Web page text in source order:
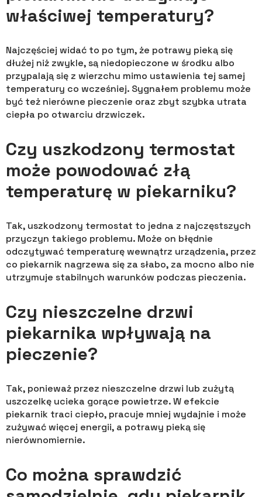
właściwej temperatury?
Najczęściej widać to po tym, że potrawy pieką się
dłużej niż zwykle, są niedopieczone w środku albo
przypalają się z wierzchu mimo ustawienia tej samej
temperatury co wcześniej. Sygnałem problemu może
być też nierówne pieczenie oraz zbyt szybka utrata
ciepła po otwarciu drzwiczek.
Czy uszkodzony termostat
może powodować złą
temperaturę w piekarniku?
Tak, uszkodzony termostat to jedna z najczęstszych
przyczyn takiego problemu. Może on błędnie
odczytywać temperaturę wewnątrz urządzenia, przez
co piekarnik nagrzewa się za słabo, za mocno albo nie
utrzymuje stabilnych warunków podczas pieczenia.
Czy nieszczelne drzwi
piekarnika wpływają na
pieczenie?
Tak, ponieważ przez nieszczelne drzwi lub zużytą
uszczelkę ucieka gorące powietrze. W efekcie
piekarnik traci ciepło, pracuje mniej wydajnie i może
zużywać więcej energii, a potrawy pieką się
nierównomiernie.
Co można sprawdzić